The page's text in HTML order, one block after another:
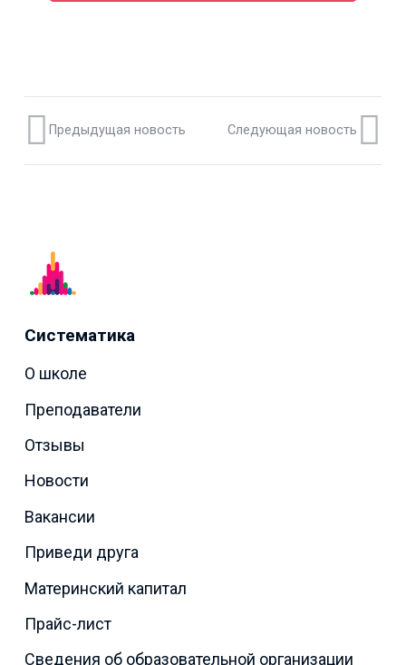
Предыдущая новость Следующая новость
Систематика
О школе
Преподаватели
Отзывы
Новости
Вакансии
Приведи друга
Материнский капитал
Прайс-лист
Сведения об образовательной организации